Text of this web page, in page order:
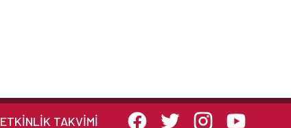
ETKINLIK TAKVIMI